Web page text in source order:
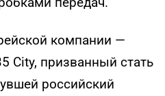
компании —
City, призванный стать
российский